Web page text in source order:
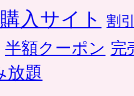
入サイト 割
半額クーポン 完
放題